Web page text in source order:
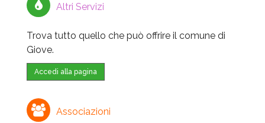
Altri Servizi
Trova tutto quello che può offrire il comune di
Giove.
Accedi alla pagina
Associazioni